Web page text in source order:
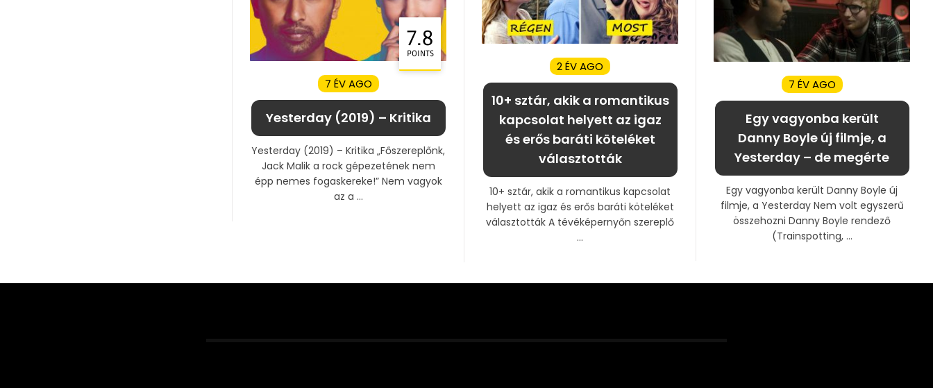
2 ÉV AGO
10+ sztár, akik a romantikus
kapcsolat helyett az igaz
és erős baráti köteléket
választották
10+ sztár, akik a romantikus kapcsolat
helyett az igaz és erős baráti köteléket
választották A tévéképernyőn szereplő
...
7.8
POINTS
7 ÉV AGO
Yesterday (2019) – Kritika
Yesterday (2019) – Kritika „Főszereplőnk,
Jack Malik a rock gépezetének nem
épp nemes fogaskereke!” Nem vagyok
az a ...
7 ÉV AGO
Egy vagyonba került
Danny Boyle új filmje, a
Yesterday – de megérte
Egy vagyonba került Danny Boyle új
filmje, a Yesterday Nem volt egyszerű
összehozni Danny Boyle rendező
(Trainspotting, ...